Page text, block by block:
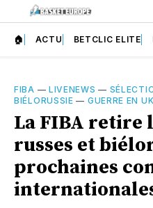
🏠 ACTU BETCLIC ELITE
FIBA — LIVENEWS —
BIÉLORUSSIE — GUERRE EN
La FIBA retire
russes et
prochaines